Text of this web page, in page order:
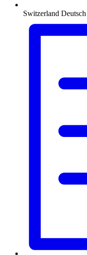
Switzerland Deutsch